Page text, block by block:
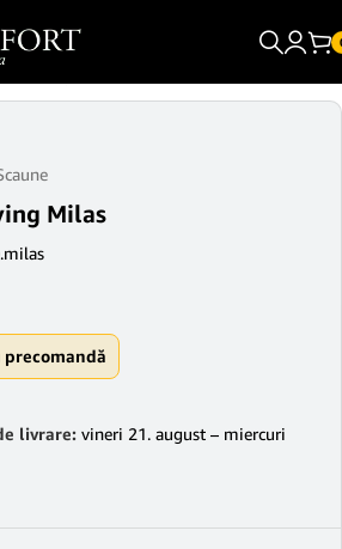
Milas
livrare: vineri 21. august – miercuri